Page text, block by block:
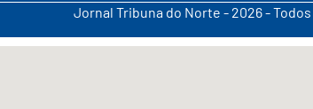
Jornal Tribuna do Norte - 2026 -